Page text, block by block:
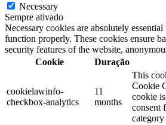
Necessary
Sempre ativado
Necessary cookies are absolutely
function properly. These cookies ensure
security features of the website,
Cookie
Duração
cookielawinfo-
checkbox-analytics
11
months
This
Cookie
cookie
consent